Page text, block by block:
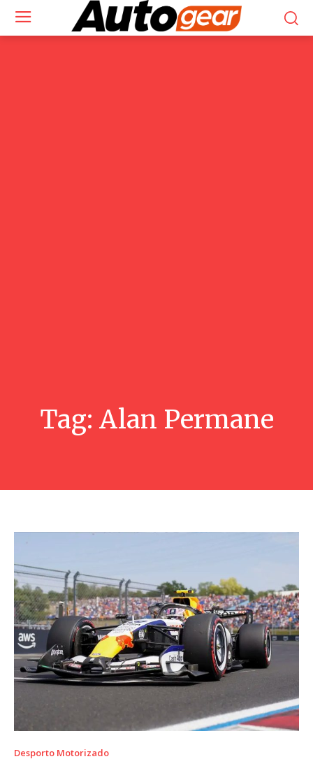
Tag: Alan Permane
Desporto Motorizado